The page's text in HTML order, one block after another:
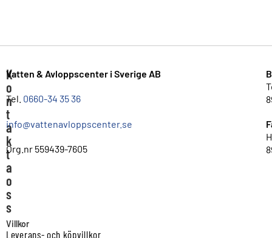
K
o
n
t
a
k
t
a
o
s
s
Vatten & Avloppscenter i Sverige AB
Tel. 0660-34 35 36
info@vattenavloppscenter.se
Org.nr 559439-7605
Villkor
Leverans- och köpvillkor